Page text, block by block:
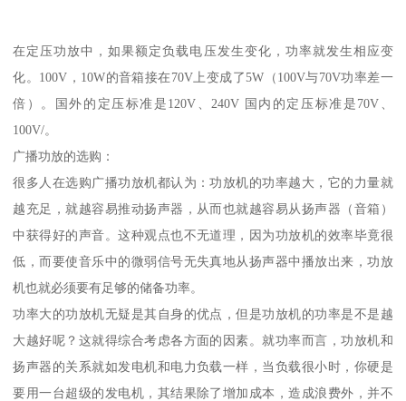
在定压功放中，如果额定负载电压发生变化，功率就发生相应变
化。100V，10W的音箱接在70V上变成了5W（100V与70V功率差一
倍）。国外的定压标准是120V、240V 国内的定压标准是70V、
100V/。
广播功放的选购：
很多人在选购广播功放机都认为：功放机的功率越大，它的力量就
越充足，就越容易推动扬声器，从而也就越容易从扬声器（音箱）
中获得好的声音。这种观点也不无道理，因为功放机的效率毕竟很
低，而要使音乐中的微弱信号无失真地从扬声器中播放出来，功放
机也就必须要有足够的储备功率。
功率大的功放机无疑是其自身的优点，但是功放机的功率是不是越
大越好呢？这就得综合考虑各方面的因素。就功率而言，功放机和
扬声器的关系就如发电机和电力负载一样，当负载很小时，你硬是
要用一台超级的发电机，其结果除了增加成本，造成浪费外，并不